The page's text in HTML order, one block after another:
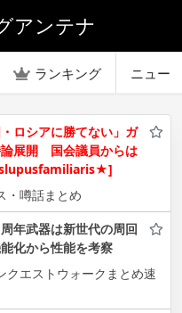
アンテナ
ランキング ニュー
ロシアに勝てない」ガ
論展開 国会議員からは
・噂話まとめ
年武器は新世代の周回
化から性能を考察
クエストウォークまとめ速